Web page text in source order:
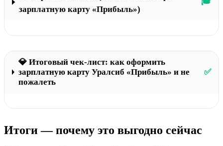
зарплатную карту «Прибыль»)
💎 Итоговый чек-лист: как оформить
зарплатную карту Уралсиб «Прибыль» и не
пожалеть
✅
Итоги — почему это выгодно сейчас